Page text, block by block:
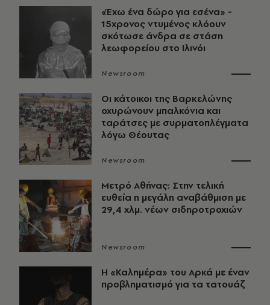
«Έχω ένα δώρο για εσένα» -
15χρονος ντυμένος κλόουν
σκότωσε άνδρα σε στάση
λεωφορείου στο Ιλινόι
Newsroom
Οι κάτοικοι της Βαρκελώνης
οχυρώνουν μπαλκόνια και
ταράτσες με συρματοπλέγματα
λόγω Θέουτας
Newsroom
Μετρό Αθήνας: Στην τελική
ευθεία η μεγάλη αναβάθμιση με
29,4 χλμ. νέων σιδηροτροχιών
Newsroom
Η «Καλημέρα» του Αρκά με έναν
προβληματισμό για τα τατουάζ